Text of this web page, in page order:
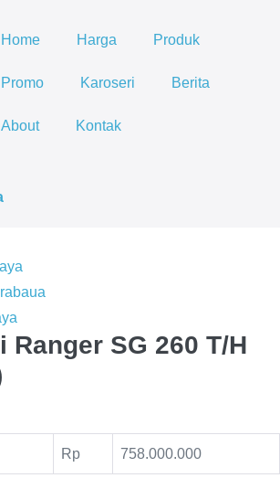
Home Harga Produk
Promo Karoseri Berita
About Kontak
Ranger SG 260 T/H
Rp 758.000.000